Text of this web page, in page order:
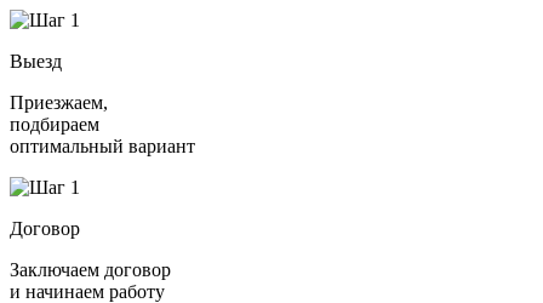
Выезд
Приезжаем,
подбираем
оптимальный вариант
Договор
Заключаем договор
и начинаем работу